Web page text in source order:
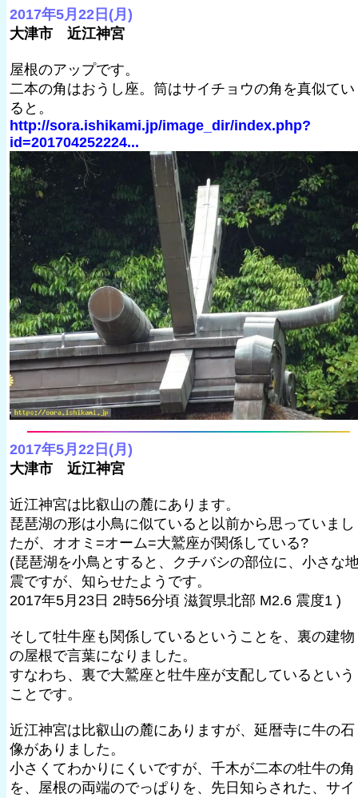
2017年5月22日(月)
大津市 近江神宮
屋根のアップです。
二本の角はおうし座。筒はサイチョウの角を真似てい
ると。
http://sora.ishikami.jp/image_dir/index.php?
id=201704252224...
2017年5月22日(月)
大津市 近江神宮
近江神宮は比叡山の麓にあります。
琵琶湖の形は小鳥に似ていると以前から思っていまし
たが、オオミ=オーム=大鷲座が関係している?
(琵琶湖を小鳥とすると、クチバシの部位に、小さな
震ですが、知らせたようです。
2017年5月23日 2時56分頃 滋賀県北部 M2.6 震度1 )
そして牡牛座も関係しているということを、裏の建物
の屋根で言葉になりました。
すなわち、裏で大鷲座と牡牛座が支配しているという
ことです。
近江神宮は比叡山の麓にありますが、延暦寺に牛の石
像がありました。
小さくてわかりにくいですが、千木が二本の牡牛の角
を、屋根の両端のでっぱりを、先日知らされた、サイ